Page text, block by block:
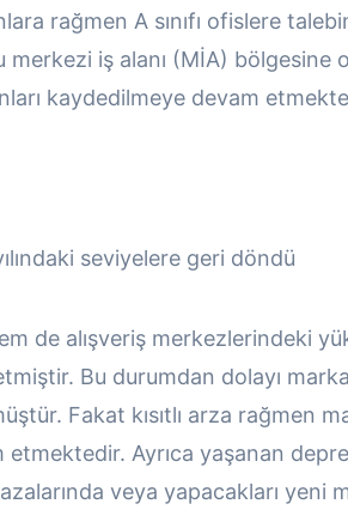
rağmen A sınıfı ofislere
iş alanı (MİA) bölgesine
kaydedilmeye devam
seviyelere geri döndü
de alışveriş merkezlerindeki
Bu durumdan dolayı
Fakat kısıtlı arza rağmen
Ayrıca yaşanan
veya yapacakları yeni